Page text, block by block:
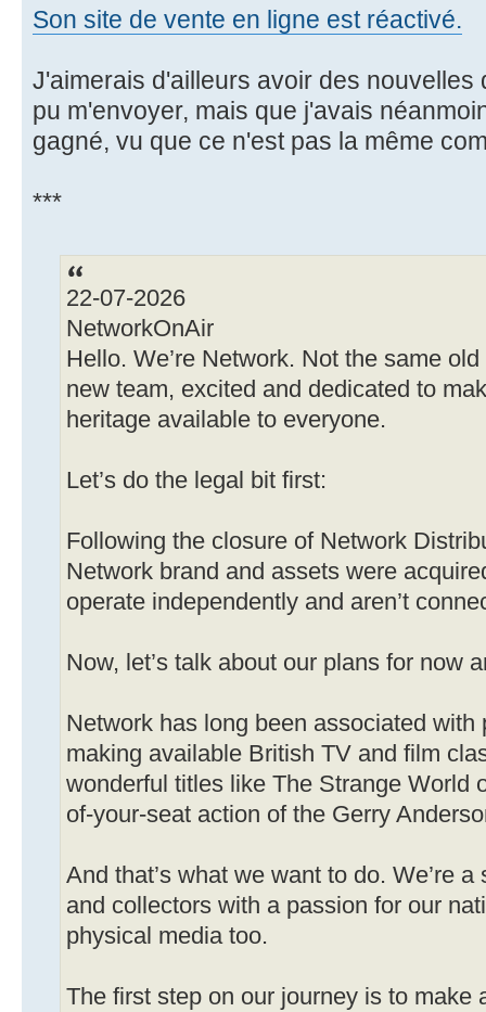
Son site de vente en ligne est réactivé.
J'aimerais d'ailleurs avoir des nouvelles
pu m'envoyer, mais que j'avais
gagné, vu que ce n'est pas la même
***
22-07-2026
NetworkOnAir
Hello. We’re Network. Not the same
new team, excited and dedicated to
heritage available to everyone.
Let’s do the legal bit first:
Following the closure of Network
Network brand and assets were
operate independently and aren’t
Now, let’s talk about our plans for now
Network has long been associated with
making available British TV and film
wonderful titles like The Strange World
of-your-seat action of the Gerry
And that’s what we want to do. We’re
and collectors with a passion for our
physical media too.
The first step on our journey is to make